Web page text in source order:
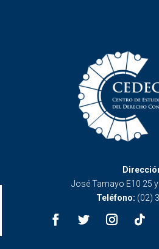
José Tamayo E10 25
Teléfono: (02)